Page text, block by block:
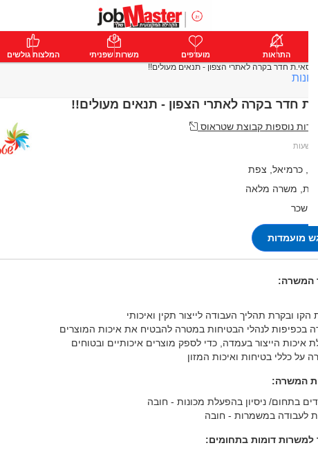
פרימיום התחבר התראות מועדפים משרות שפניתי המלצות גולשים
חדר בקרה לאתרי הצפון - תנאים מעולים!!
חדר בקרה לאתרי הצפון - תנאים מעולים!!
נוספות קבוצת שטראוס
כרמיאל, צפת
משרה מלאה
שכר
מועמדות
המשרה:
הקו ובקרת תהליך העבודה לייצור תקין ואיכותי
בכפיפות לנהלי הבטיחות במטרה להבטיח את איכות המוצרים
איכות הייצור בעמדה, כדי לספק מוצרים איכותיים ובטוחים
על כללי בטיחות ואיכות המזון
המשרה:
בתחום/ ניסיון בהפעלת מכונות - חובה
לעבודה במשמרות - חובה
למשרות דומות בתחומים: